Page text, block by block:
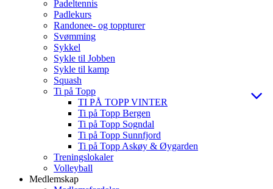
Padeltennis
Padlekurs
Randonee- og toppturer
Svømming
Sykkel
Sykle til Jobben
Sykle til kamp
Squash
Ti på Topp
TI PÅ TOPP VINTER
Ti på Topp Bergen
Ti på Topp Sogndal
Ti på Topp Sunnfjord
Ti på Topp Askøy & Øygarden
Treningslokaler
Volleyball
Medlemskap